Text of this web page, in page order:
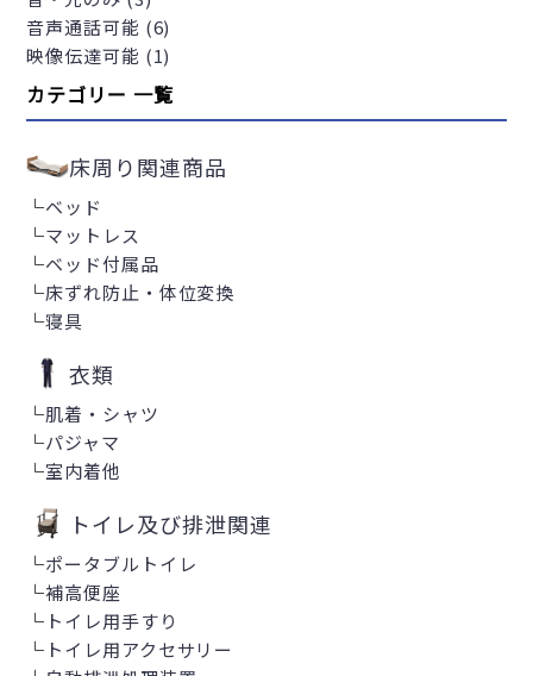
音声通話可能 (6)
映像伝達可能 (1)
カテゴリー 一覧
床周り関連商品
└ベッド
└マットレス
└ベッド付属品
└床ずれ防止・体位変換
└寝具
衣類
└肌着・シャツ
└パジャマ
└室内着他
トイレ及び排泄関連
└ポータブルトイレ
└補高便座
└ トイレ用手すり
└ トイレ用アクセサリー